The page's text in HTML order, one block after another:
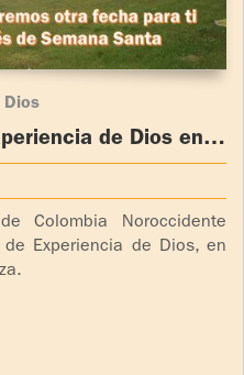
Dios
de Dios en
Colombia Noroccidente
Experiencia de Dios, en